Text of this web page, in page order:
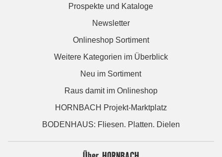
Prospekte und Kataloge
Newsletter
Onlineshop Sortiment
Weitere Kategorien im Überblick
Neu im Sortiment
Raus damit im Onlineshop
HORNBACH Projekt-Marktplatz
BODENHAUS: Fliesen. Platten. Dielen